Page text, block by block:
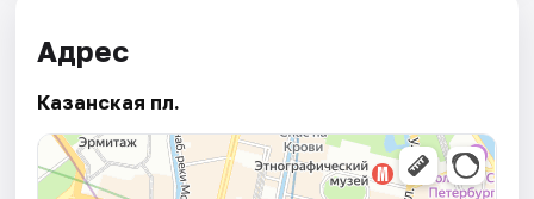
Адрес
Казанская пл.